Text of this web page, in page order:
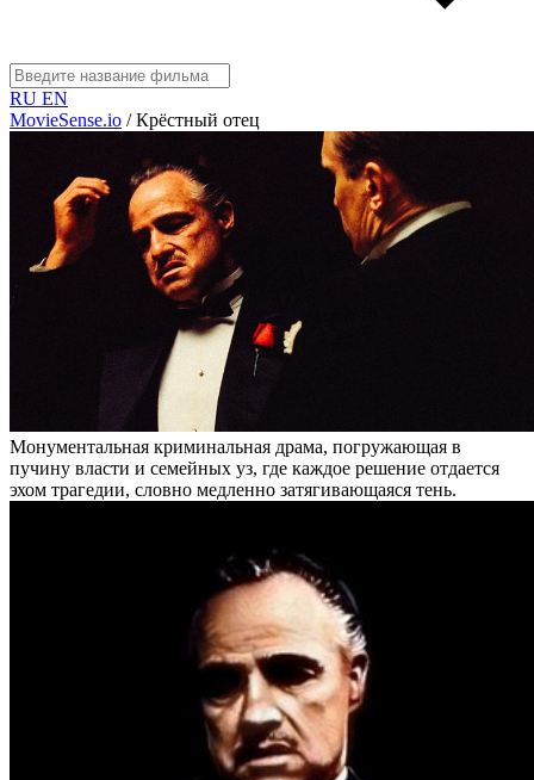
RU EN
MovieSense.io / Крёстный отец
Монументальная криминальная драма, погружающая в
пучину власти и семейных уз, где каждое решение отдается
эхом трагедии, словно медленно затягивающаяся тень.